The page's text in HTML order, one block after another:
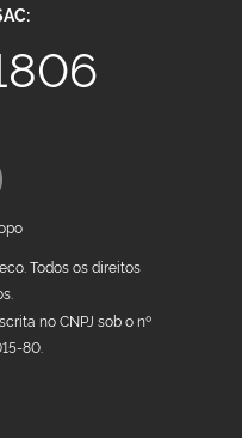
Todos os direitos
no CNPJ sob o nº
80.